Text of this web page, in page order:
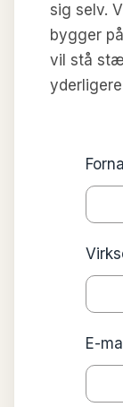
sig selv.
bygger
vil stå
E-